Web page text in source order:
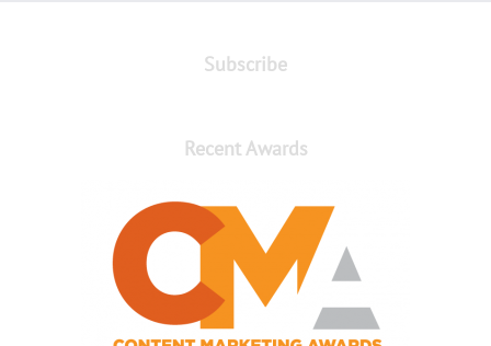
Subscribe
Recent Awards